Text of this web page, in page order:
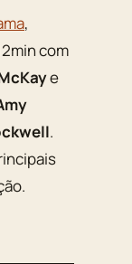
,
com
e
.